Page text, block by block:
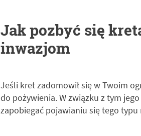
Jak pozbyć się
inwazjom
Jeśli kret zadomowił się w Twoim
do pożywienia. W związku z tym
zapobiegać pojawianiu się tego